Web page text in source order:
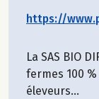
https://
La SAS BIO
fermes 100
éleveurs...